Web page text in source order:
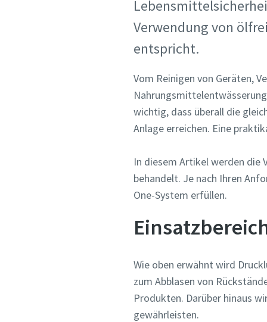
Verwendung von
entspricht.
Vom Reinigen von Geräten,
wichtig, dass überall die
Anlage erreichen. Eine
In diesem Artikel werden
behandelt. Je nach Ihren
One-System erfüllen.
Wie oben erwähnt wird
zum Abblasen von
Produkten. Darüber hinaus
gewährleisten.
Staat/
Staat/
Staat/